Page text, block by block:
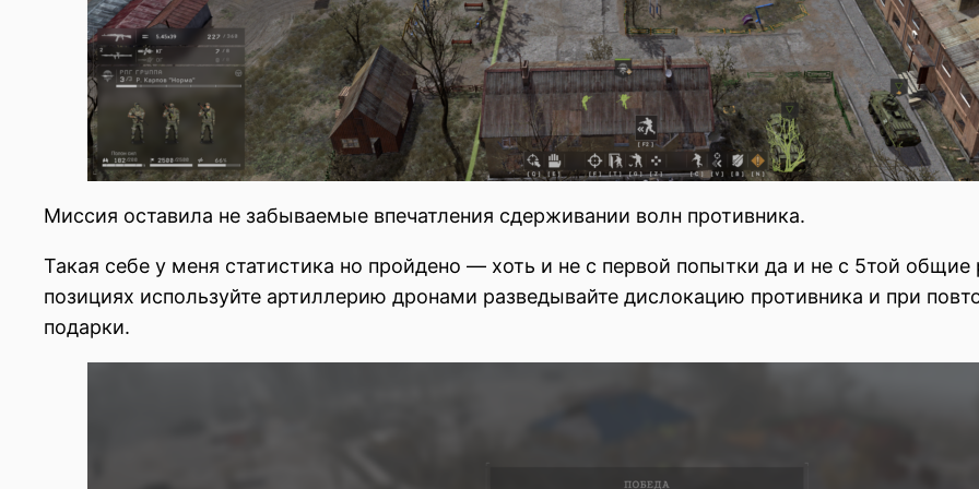
Миссия оставила не забываемые впечатления сдерживании волн противника.
Такая себе у меня статистика но пройдено — хоть и не с первой попытки да и не с 5той общие
позициях используйте артиллерию дронами разведывайте дислокацию противника и при
подарки.